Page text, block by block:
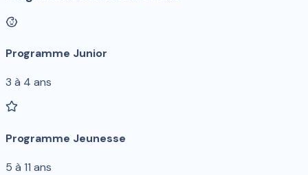
Programme Junior
3 à 4 ans
Programme Jeunesse
5 à 11 ans